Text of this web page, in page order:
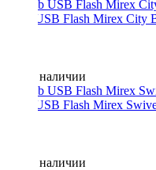
4 Gb USB Flash Mirex City
Нет в наличии
8 Gb USB Flash Mirex
Нет в наличии